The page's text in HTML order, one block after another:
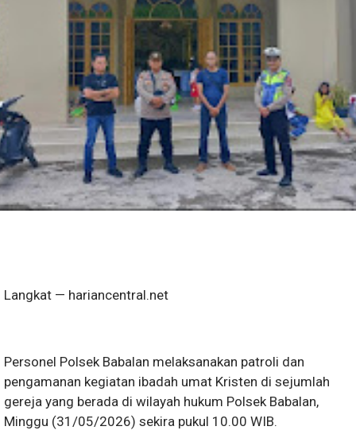
Langkat — hariancentral.net
Personel Polsek Babalan melaksanakan patroli dan
pengamanan kegiatan ibadah umat Kristen di sejumlah
gereja yang berada di wilayah hukum Polsek Babalan,
Minggu (31/05/2026) sekira pukul 10.00 WIB.